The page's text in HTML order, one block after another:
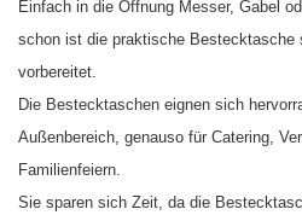
Einfach in die Öffnung Messer, Gabel
schon ist die praktische Bestecktasche
vorbereitet.
Die Bestecktaschen eignen sich
Außenbereich, genauso für Catering,
Familienfeiern.
Sie sparen sich Zeit, da die